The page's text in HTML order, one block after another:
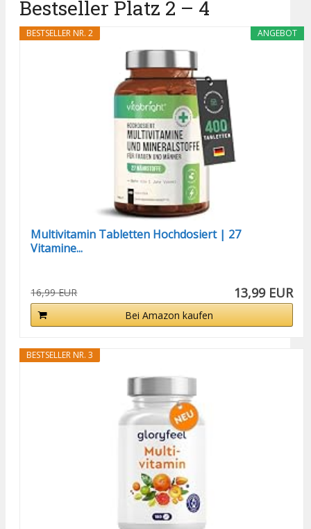
Bestseller Platz 2 – 4
ANGEBOT
BESTSELLER NR. 2
Multivitamin Tabletten Hochdosiert | 27
Vitamine...
16,99 EUR 13,99 EUR
Bei Amazon kaufen
BESTSELLER NR. 3